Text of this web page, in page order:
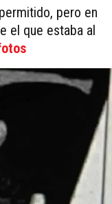
pero en
el que estaba al